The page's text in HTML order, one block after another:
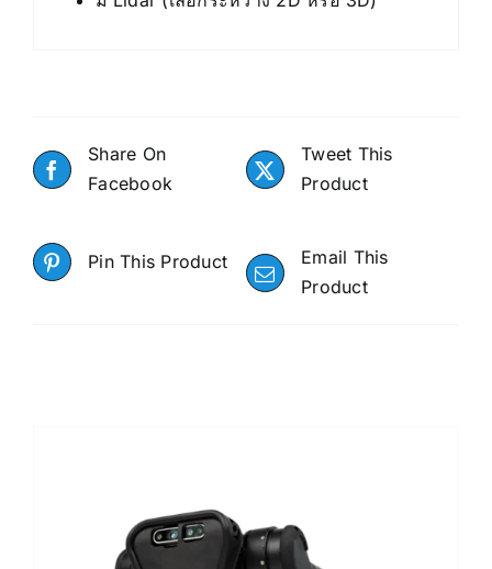
Share On
Facebook
Tweet This
Product
Pin This Product
Email This
Product